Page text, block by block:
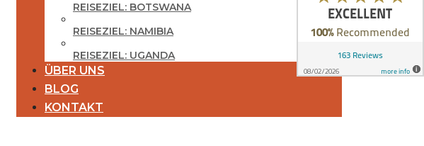
REISEZIEL: BOTSWANA
REISEZIEL: NAMIBIA
REISEZIEL: UGANDA
ÜBER UNS
BLOG
KONTAKT